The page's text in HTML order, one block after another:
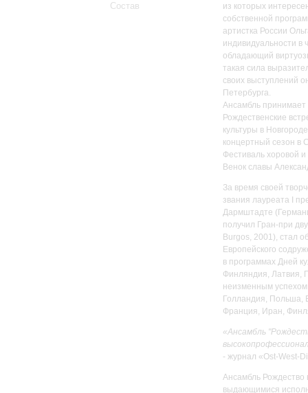
Состав
из которых
собственной
артистка России
индивидуальности в
обладающий
такая сила
своих выступлений
Петербурга.
Ансамбль принимает
Рождественские
культуры в
концертный сезон в
Фестиваль хоровой
Венок славы
За время своей
звания лауреата I
Дармштадте
получил Гран-при
Burgos, 2001), стал
Европейского
в программах Дней
Финляндия, Латвия,
неизменным
Голландия, Польша,
Франция, Иран,
«Ансамбль
- журнал «Ost-West-
Ансамбль Рождество
выдающимися